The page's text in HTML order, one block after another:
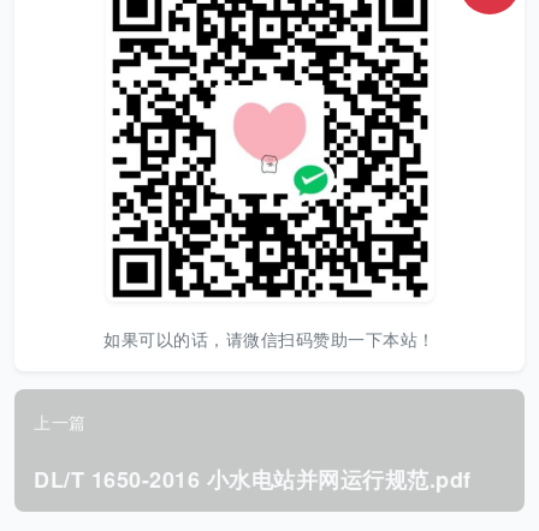
如果可以的话，请微信扫码赞助一下本站！
上一篇
DL/T 1650-2016 小水电站并网运行规范.pdf